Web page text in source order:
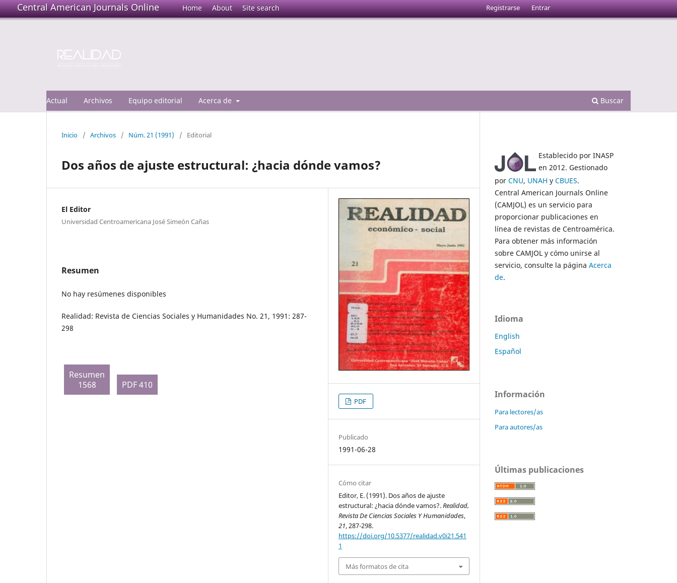
Central American Journals Online Home About Site search
Actual Archivos Equipo editorial Acerca de Buscar
Registrarse Entrar
Inicio / Archivos / Núm. 21 (1991) / Editorial
Dos años de ajuste estructural: ¿hacia dónde vamos?
El Editor
Universidad Centroamericana José Simeón Cañas
Resumen
No hay resúmenes disponibles
Realidad: Revista de Ciencias Sociales y Humanidades No. 21, 1991: 287-
298
Resumen
1568
PDF 410
PDF
Publicado
1991-06-28
Cómo citar
Editor, E. (1991). Dos años de ajuste
estructural: ¿hacia dónde vamos?.Realidad,
Revista De Ciencias Sociales Y Humanidades,
21, 287-298.
https://doi.org/10.5377/realidad.v0i21.541
1
Más formatos de cita
Establecido por INASP
en 2012. Gestionado
por CNU, UNAH y CBUES.
Central American Journals Online
(CAMJOL) es un servicio para
proporcionar publicaciones en
línea de revistas de Centroamérica.
Para obtener más información
sobre CAMJOL y cómo unirse al
servicio, consulte la página Acerca
de.
Idioma
English
Español
Información
Para lectores/as
Para autores/as
Últimas publicaciones